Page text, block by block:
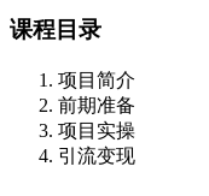
课程目录
项目简介
前期准备
项目实操
引流变现